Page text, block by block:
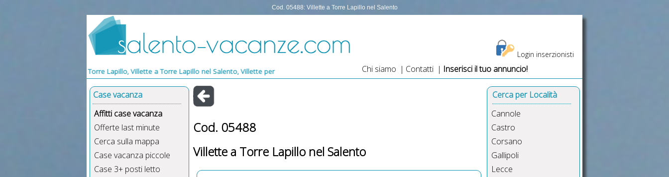
Cod. 05488: Villette a Torre Lapillo nel Salento
Login inserzionisti
Chi siamo | Contatti | Inserisci il tuo annuncio!
Vacanze Torre Lapillo, Villette a Torre Lapillo nel Salento, Villette per vacanze a Torre Lapillo, Villetta Bifamiliare con 2 appartamenti, salento vacanze
Case vacanza
Affitti case vacanza
Offerte last minute
Cerca sulla mappa
Case vacanza piccole
Case 3+ posti letto
Cod. 05488
Villette a Torre Lapillo nel Salento
Cerca per Località
Cannole
Castro
Corsano
Gallipoli
Lecce